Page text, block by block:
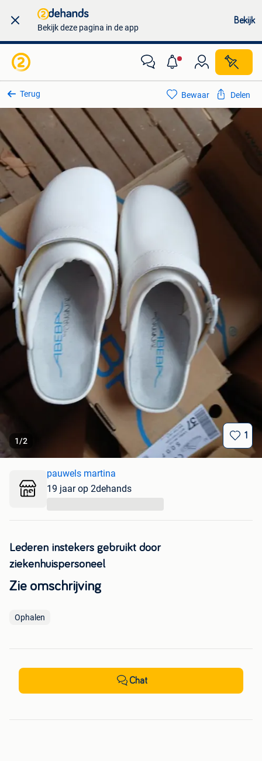
Bekijk deze pagina in de app
Bekijk
Terug
1/2
1
Bewaar Delen
Lederen instekers gebruikt door
ziekenhuispersoneel
Zie omschrijving
Ophalen
pauwels martina
19 jaar op 2dehands
Chat